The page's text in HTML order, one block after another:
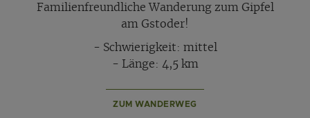
Familienfreundliche Wanderung zum Gipfel
am Gstoder!
- Schwierigkeit: mittel
- Länge: 4,5 km
ZUM WANDERWEG